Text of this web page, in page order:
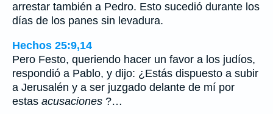
arrestar también a Pedro. Esto sucedió durante los
días de los panes sin levadura.
Hechos 25:9,14
Pero Festo, queriendo hacer un favor a los judíos,
respondió a Pablo, y dijo: ¿Estás dispuesto a subir
a Jerusalén y a ser juzgado delante de mí por
estas acusaciones ?…